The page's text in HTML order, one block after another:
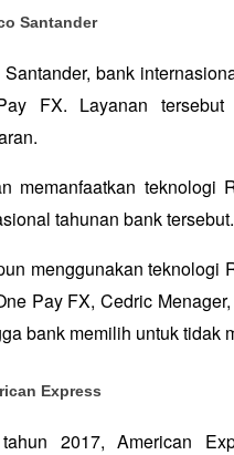
Santander
Santander, bank
FX. Layanan tersebut
memanfaatkan teknologi
tahunan bank tersebut.
menggunakan teknologi
Pay FX, Cedric
bank memilih untuk tidak
Express
2017, American